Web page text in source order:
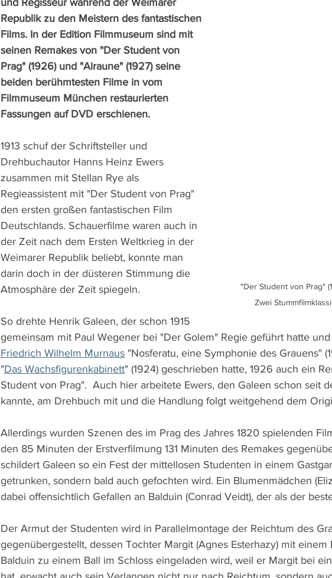
"Der Student von Prag"
Zwei
und Regisseur während der Weimarer
Republik zu den Meistern des fantastischen
Films. In der Edition Filmmuseum sind mit
seinen Remakes von "Der Student von
Prag" (1926) und "Alraune" (1927) seine
beiden berühmtesten Filme in vom
Filmmuseum München restaurierten
Fassungen auf DVD erschienen.
1913 schuf der Schriftsteller und
Drehbuchautor Hanns Heinz Ewers
zusammen mit Stellan Rye als
Regieassistent mit "Der Student von Prag"
den ersten großen fantastischen Film
Deutschlands. Schauerfilme waren auch in
der Zeit nach dem Ersten Weltkrieg in der
Weimarer Republik beliebt, konnte man
darin doch in der düsteren Stimmung die
Atmosphäre der Zeit spiegeln.
So drehte Henrik Galeen, der schon 1915
gemeinsam mit Paul Wegener bei "Der Golem" Regie geführt hatte
Friedrich Wilhelm Murnaus "Nosferatu, eine Symphonie des Grauens"
"Das Wachsfigurenkabinett" (1924) geschrieben hatte, 1926 auch ein
Student von Prag".  Auch hier arbeitete Ewers, den Galeen schon seit
kannte, am Drehbuch mit und die Handlung folgt weitgehend dem
Allerdings wurden Szenen des im Prag des Jahres 1820 spielenden
den 85 Minuten der Erstverfilmung 131 Minuten des Remakes
schildert Galeen so ein Fest der mittellosen Studenten in einem
getrunken, sondern bald auch gefochten wird. Ein Blumenmädchen
dabei offensichtlich Gefallen an Balduin (Conrad Veidt), der als der
Der Armut der Studenten wird in Parallelmontage der Reichtum des
gegenübergestellt, dessen Tochter Margit (Agnes Esterhazy) mit
Balduin zu einem Ball im Schloss eingeladen wird, weil er Margit bei